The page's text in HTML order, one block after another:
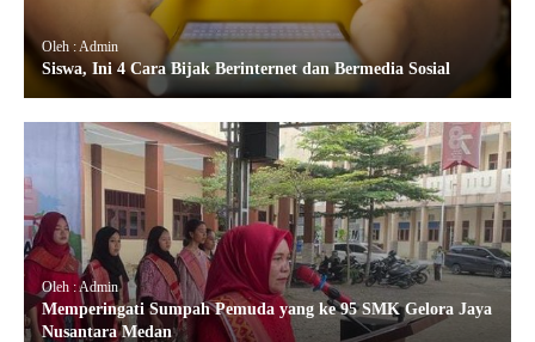
Oleh : Admin
Siswa, Ini 4 Cara Bijak Berinternet dan Bermedia Sosial
Oleh : Admin
Memperingati Sumpah Pemuda yang ke 95 SMK Gelora Jaya
Nusantara Medan